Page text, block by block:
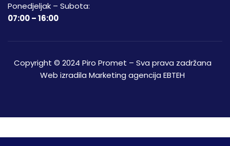
Ponedjeljak – Subota:
07:00 – 16:00
Copyright © 2024 Piro Promet – Sva prava zadržana
Web izradila Marketing agencija EBTEH